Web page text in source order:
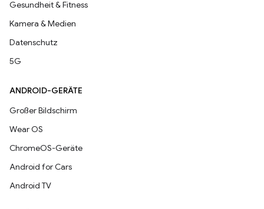
Gesundheit & Fitness
Kamera & Medien
Datenschutz
5G
ANDROID-GERÄTE
Großer Bildschirm
Wear OS
ChromeOS-Geräte
Android for Cars
Android TV